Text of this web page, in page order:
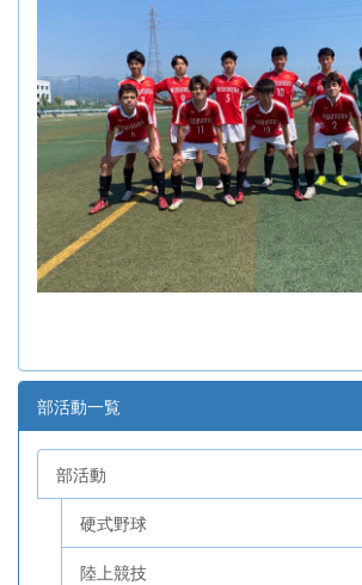
部活動一覧
部活動
硬式野球
陸上競技